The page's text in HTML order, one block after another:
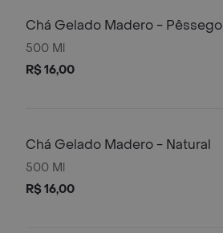
Chá Gelado Madero - Pêssego
Diet
500 Ml
R$ 16,00
Chá Gelado Madero - Natural
500 Ml
R$ 16,00